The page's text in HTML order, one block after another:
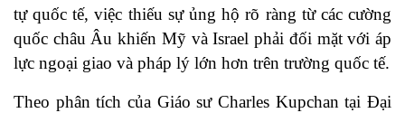
tự quốc tế, việc thiếu sự ủng hộ rõ ràng từ các cường
quốc châu Âu khiến Mỹ và Israel phải đối mặt với áp
lực ngoại giao và pháp lý lớn hơn trên trường quốc tế.
Theo phân tích của Giáo sư Charles Kupchan tại Đại